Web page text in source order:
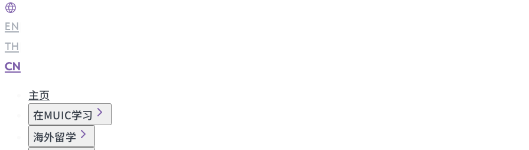
EN
TH
CN
主页
在MUIC学习
海外留学